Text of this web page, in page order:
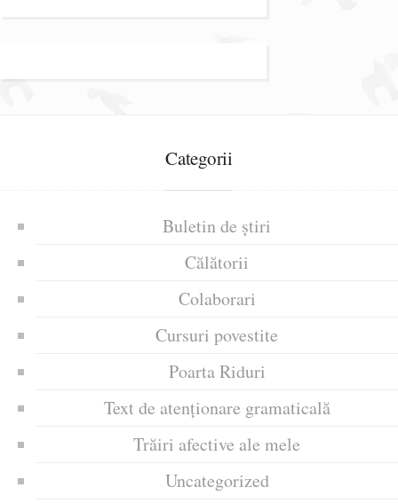
Categorii
Buletin de știri
Călătorii
Colaborari
Cursuri povestite
Poarta Riduri
Text de atenționare gramaticală
Trăiri afective ale mele
Uncategorized